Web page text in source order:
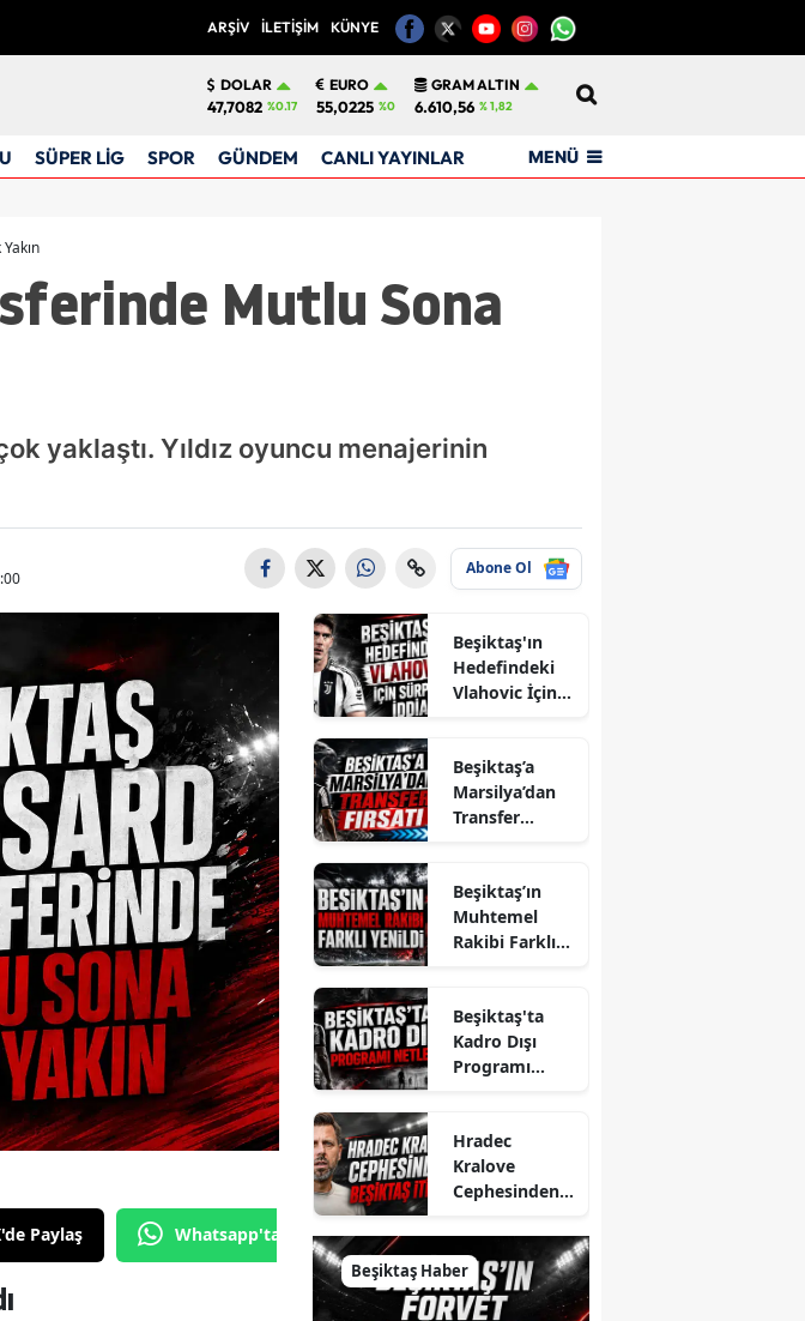
ARŞİV İLETİŞİM KÜNYE
DOLAR
47,7082 %0.17
EURO
55,0225 %0
GRAM ALTIN
6.610,56 % 1,82
SÜPER LİG SPOR GÜNDEM CANLI YAYINLAR MENÜ
Mutlu Sona
yaklaştı. Yıldız oyuncu menajerinin
Abone Ol
Paylaş Whatsapp'tan Gönder
Beşiktaş'ın
Hedefindeki
Vlahovic İçin
Beşiktaş’a
Marsilya’dan
Transfer
Beşiktaş’ın
Muhtemel
Rakibi Farklı
Beşiktaş'ta
Kadro Dışı
Programı
Hradec
Kralove
Cephesinden
Beşiktaş Haber